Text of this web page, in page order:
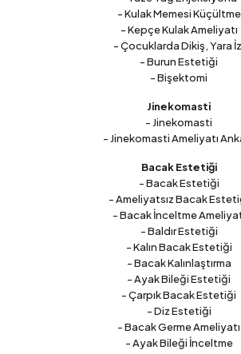
- Kulak Memesi Küçültme
- Kepçe Kulak Ameliyatı
- Çocuklarda Dikiş, Yara
- Burun Estetiği
- Bişektomi
Jinekomasti
- Jinekomasti
- Jinekomasti Ameliyatı
Bacak Estetiği
- Bacak Estetiği
- Ameliyatsız Bacak
- Bacak İnceltme
- Baldır Estetiği
- Kalın Bacak Estetiği
- Bacak Kalınlaştırma
- Ayak Bileği Estetiği
- Çarpık Bacak Estetiği
- Diz Estetiği
- Bacak Germe Ameliyatı
- Ayak Bileği İnceltme